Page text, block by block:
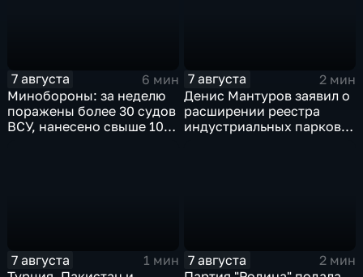
7 августа
6 мин
Минобороны: за неделю
поражены более 30 судов
ВСУ, нанесено свыше 10
7 августа
2 мин
Денис Мантуров заявил о
расширении реестра
индустриальных парков в
7 августа
1 мин
7 августа
2 мин